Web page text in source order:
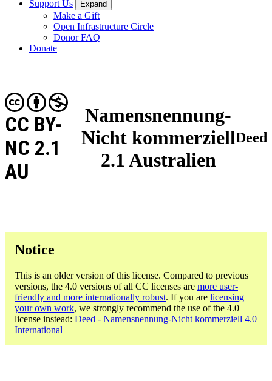
Support Us
Expand
Make a Gift
Open Infrastructure Circle
Donor FAQ
Donate
Namensnennung-
Nicht kommerziell
2.1 Australien
CC BY-
NC 2.1
AU
Deed
Notice
This is an older version of this license. Compared to previous
versions, the 4.0 versions of all CC licenses are more user-
friendly and more internationally robust. If you are licensing
your own work, we strongly recommend the use of the 4.0
license instead: Deed - Namensnennung-Nicht kommerziell 4.0
International